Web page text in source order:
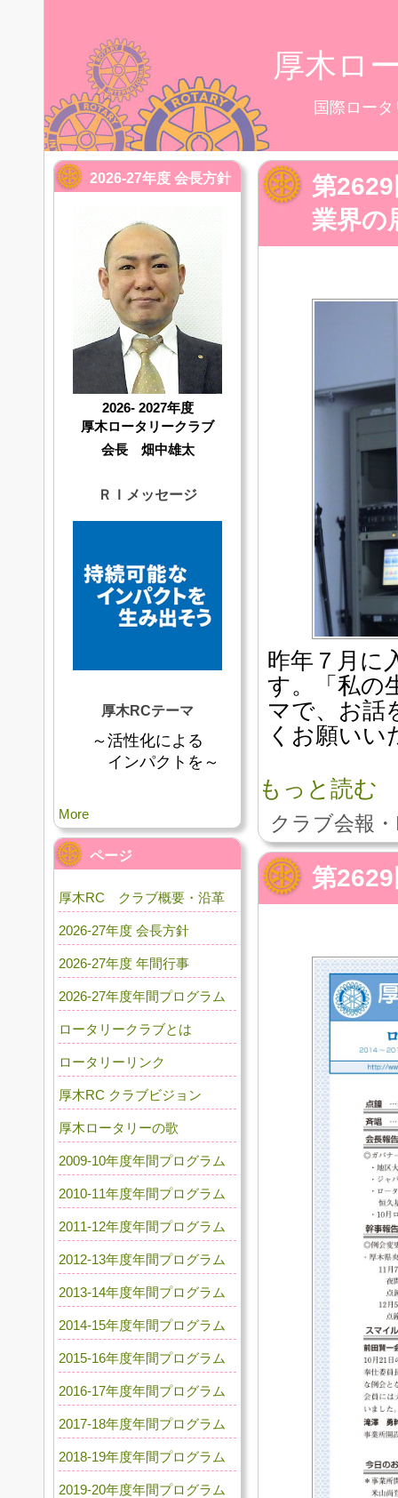
厚木ロ
国際ロー
第
業界の
昨年７月に
す。「私の
マで、お話
くお願いい
もっと読む
クラブ会報
第
2026-27年度 会長方針
2026- 2027年度
厚木ロータリークラブ
会長 畑中雄太
ＲＩメッセージ
厚木RCテーマ
～活性化による
インパクトを～
More
ページ
厚木RC クラブ概要・沿革
2026-27年度 会長方針
2026-27年度 年間行事
2026-27年度年間プログラム
ロータリークラブとは
ロータリーリンク
厚木RC クラブビジョン
厚木ロータリーの歌
2009-10年度年間プログラム
2010-11年度年間プログラム
2011-12年度年間プログラム
2012-13年度年間プログラム
2013-14年度年間プログラム
2014-15年度年間プログラム
2015-16年度年間プログラム
2016-17年度年間プログラム
2017-18年度年間プログラム
2018-19年度年間プログラム
2019-20年度年間プログラム